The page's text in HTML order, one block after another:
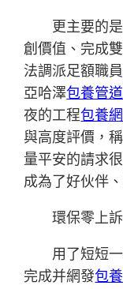
更主要的是
創價值、完成
法調派足額職
亞哈澤包養管道
夜的工程包養網
與高度評價，
量平安的請求
成為了好伙伴
環保零上訴
用了短短一
完成并網發包